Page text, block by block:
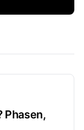
Phasen,